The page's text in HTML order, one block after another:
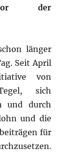
vor der
länger
Seit April
von
sich
und durch
und die
für